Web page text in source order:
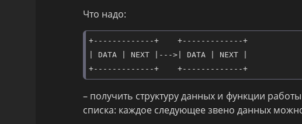
Что надо:
+-------------+    +-------------+
| DATA | NEXT |--->| DATA | NEXT |
– получить структуру данных и функции
списка: каждое следующее звено данных